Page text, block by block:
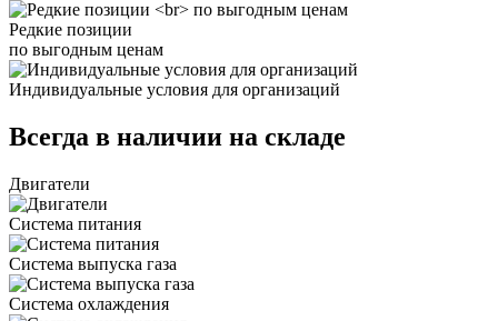
Редкие позиции
по выгодным ценам
Индивидуальные условия для организаций
Всегда в наличии на складе
Двигатели
Система питания
Система выпуска газа
Система охлаждения